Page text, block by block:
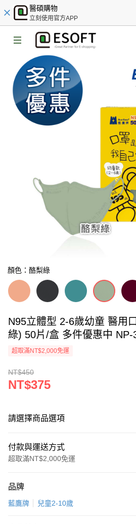
醫碩購物
立刻使用官方APP
顏色：酪梨綠
N95立體型 2-6歲幼童 醫用
綠) 50片/盒 多件優惠中 NP-
超取滿NT$2,000免運
NT$450
NT$375
請選擇商品選項
付款與運送方式
超取滿NT$2,000免運
信用卡一次付款
品牌
藍鷹牌 兒童2-10歲